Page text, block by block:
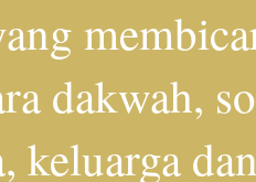
dakwah,
keluarga